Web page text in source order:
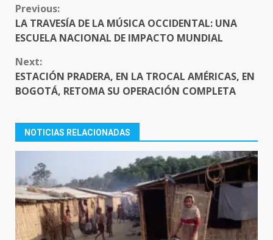
CONTINUE
READING
Previous:
LA TRAVESÍA DE LA MÚSICA OCCIDENTAL: UNA
ESCUELA NACIONAL DE IMPACTO MUNDIAL
Next:
ESTACIÓN PRADERA, EN LA TROCAL AMÉRICAS, EN
BOGOTÁ, RETOMA SU OPERACIÓN COMPLETA
NOTICIAS RELACIONADAS